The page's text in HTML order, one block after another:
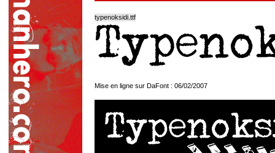
typenoksidi.ttf
Mise en ligne sur DaFont : 06/02/2007